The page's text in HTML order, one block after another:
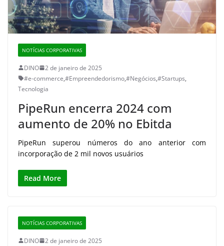
NOTÍCIAS CORPORATIVAS
DINO
2 de janeiro de 2025
#e-commerce,#Empreendedorismo,#Negócios,#Startups,
Tecnologia
PipeRun encerra 2024 com
aumento de 20% no Ebitda
PipeRun superou números do ano anterior com
incorporação de 2 mil novos usuários
Read More
NOTÍCIAS CORPORATIVAS
DINO
2 de janeiro de 2025